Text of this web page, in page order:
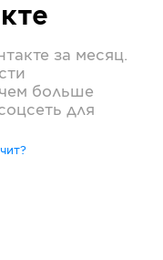
за месяц.
больше
для